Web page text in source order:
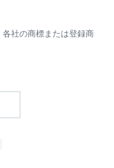
社の商標または登録商